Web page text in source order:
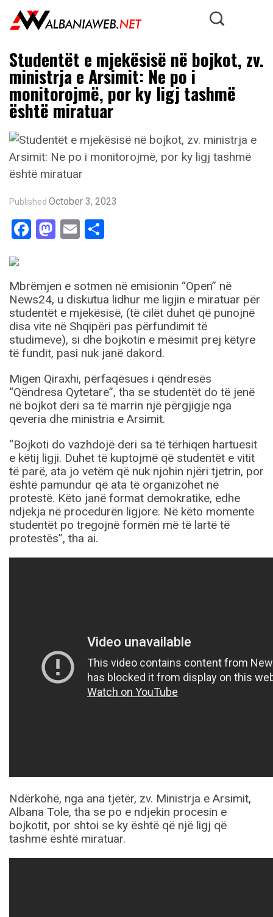
Studentët e mjekësisë në bojkot, zv.
ministrja e Arsimit: Ne po i
monitorojmë, por ky ligj tashmë
është miratuar
Published October 3, 2023
Facebook
Mastodon
Email
Mbrëmjen e sotmen në emisionin “Open” në
News24, u diskutua lidhur me ligjin e miratuar për
studentët e mjekësisë, (të cilët duhet që punojnë
disa vite në Shqipëri pas përfundimit të
studimeve), si dhe bojkotin e mësimit prej këtyre
të fundit, pasi nuk janë dakord.
Migen Qiraxhi, përfaqësues i qëndresës
“Qëndresa Qytetare”, tha se studentët do të jenë
në bojkot deri sa të marrin një përgjigje nga
qeveria dhe ministria e Arsimit.
“Bojkoti do vazhdojë deri sa të tërhiqen hartuesit
e këtij ligji. Duhet të kuptojmë që studentët e vitit
të parë, ata jo vetëm që nuk njohin njëri tjetrin, por
është pamundur që ata të organizohet në
protestë. Këto janë format demokratike, edhe
ndjekja në procedurën ligjore. Në këto momente
studentët po tregojnë formën më të lartë të
protestës”, tha ai.
Ndërkohë, nga ana tjetër, zv. Ministrja e Arsimit,
Albana Tole, tha se po e ndjekin procesin e
bojkotit, por shtoi se ky është që një ligj që
tashmë është miratuar.